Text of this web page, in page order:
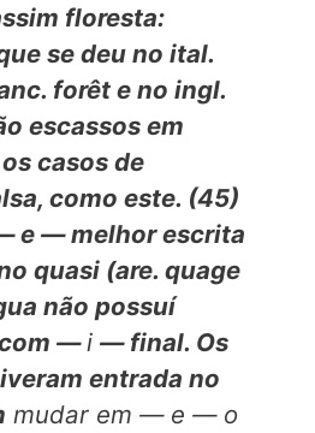
floresta:
se deu no ital.
forêt e no ingl.
escassos em
casos de
como este. (45)
e — melhor escrita
quasi (are. quage
não possuí
—i — final. Os
entrada no
mudar em — e — o